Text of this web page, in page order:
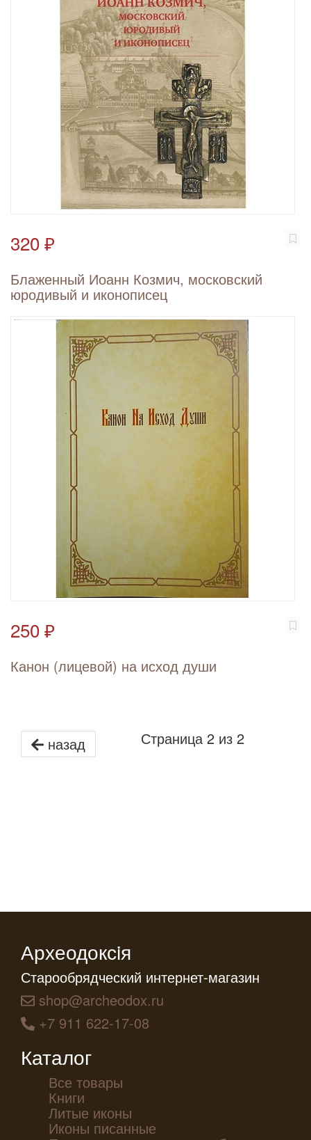
320 ₽
Блаженный Иоанн Козмич, московский
юродивый и иконописец
250 ₽
Канон (лицевой) на исход души
назад Страница 2 из 2
Археодоксiя
Старообрядческий интернет-магазин
shop@archeodox.ru
+7 911 622-17-08
Каталог
Все товары
Книги
Литые иконы
Иконы писанные